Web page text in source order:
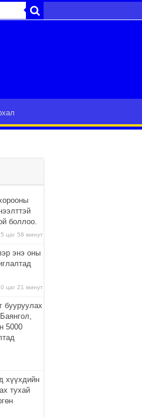
боллоо.
цаг 58 минут
энэ оны
цаг 21 минут
бууруулах
5000
хүүхдийн
тухай